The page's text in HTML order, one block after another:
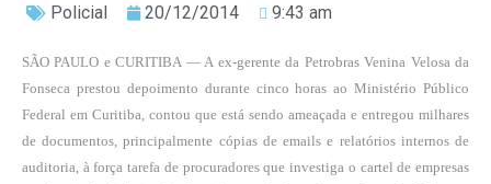
Policial 20/12/2014 9:43 am
SÃO PAULO e CURITIBA — A ex-gerente da Petrobras Venina Velosa da
Fonseca prestou depoimento durante cinco horas ao Ministério Público
Federal em Curitiba, contou que está sendo ameaçada e entregou milhares
de documentos, principalmente cópias de emails e relatórios internos de
auditoria, à força tarefa de procuradores que investiga o cartel de empresas